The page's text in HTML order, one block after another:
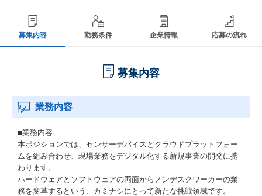
募集内容 勤務条件 企業情報 応募の流れ
募集内容
業務内容
■業務内容
本ポジションでは、センサーデバイスとクラウドプラットフォー
ムを組み合わせ、現場業務をデジタル化する新規事業の開発に携
わります。
ハードウェアとソフトウェアの両面からノンデスクワーカーの業
務を変革するという、カミナシにとって新たな挑戦領域です。